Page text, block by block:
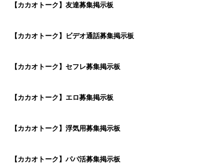
【カカオトーク】友達募集掲示板
【カカオトーク】ビデオ通話募集掲示板
【カカオトーク】セフレ募集掲示板
【カカオトーク】エロ募集掲示板
【カカオトーク】浮気用募集掲示板
【カカオトーク】パパ活募集掲示板